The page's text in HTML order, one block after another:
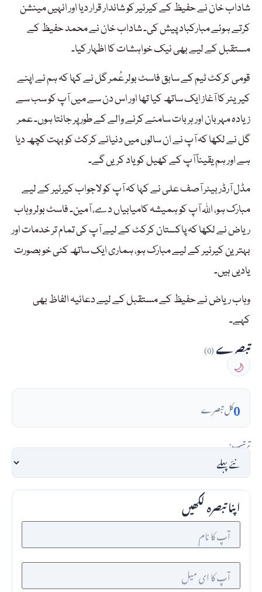
شاداب خان نے حفیظ کے کیرئیر کو شاندار قرار دیا اور انہیں مینشن
کرتے ہوئے مبارکباد پیش کی۔ شاداب خان نے محمد حفیظ کے
مستقبل کے لیے بھی نیک خواہشات کا اظہار کیا۔
قومی کرکٹ ٹیم کے سابق فاسٹ بولر عُمر گل نے کہا کہ ہم نے اپنے
کیریئر کا آغاز ایک ساتھ کیا تھا اور اس دن سے میں آپ کو سب سے
زیادہ مہربان اور ہر بات سامنے کرنے والے کے طور پر جانتا ہوں۔ عمر
گل نے لکھا کہ آپ نے ان سالوں میں دنیائے کرکٹ کو بہت کچھ دیا
ہے اور ہم یقیناً آپ کے کھیل کو یاد کریں گے۔
مڈل آرڈر بیٹر آصف علی نے کہا کہ آپ کو لاجواب کیرئیر کے لیے
مبارک ہو، اللہ آپ کو ہمیشہ کامیابیاں دے، آمین۔ فاسٹ بولر وہاب
ریاض نے لکھا کہ پاکستان کرکٹ کے لیے آپ کی تمام تر خدمات اور
بہترین کیرئیر کے لیے مبارک ہو، ہماری ایک ساتھ کئی خوبصورت
یادیں ہیں۔
وہاب ریاض نے حفیظ کے مستقبل کے لیے دعائیہ الفاظ بھی
کہے۔
تبصرے(0)
🌙
0کل تبصرے
ترتیب:
اپنا تبصرہ لکھیں